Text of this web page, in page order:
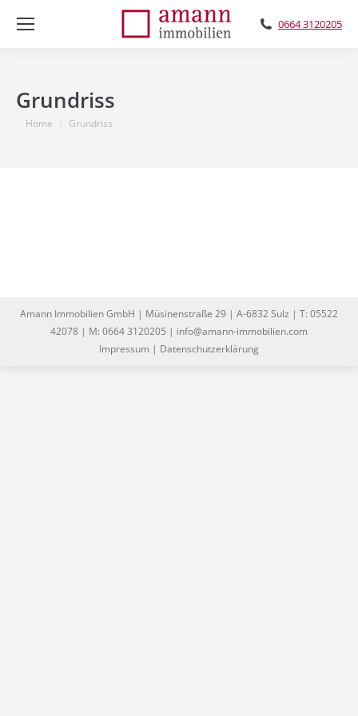
0664 3120205
Grundriss
You are here:
Home Grundriss
Amann Immobilien GmbH | Müsinenstraße 29 | A-6832 Sulz | T: 05522
42078 | M: 0664 3120205 | info@amann-immobilien.com
Impressum | Datenschutzerklärung